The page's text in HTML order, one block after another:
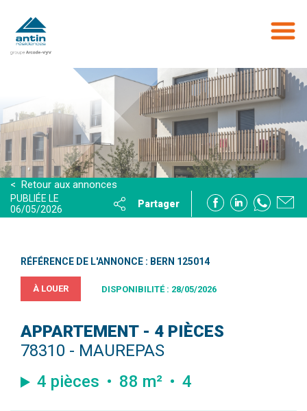
contenu
principal
< Retour aux annonces
PUBLIÉE LE
06/05/2026
Partager
RÉFÉRENCE DE L'ANNONCE : BERN 125014
À LOUER DISPONIBILITÉ : 28/05/2026
APPARTEMENT - 4 PIÈCES
78310 - MAUREPAS
4 pièces
88 m² 4